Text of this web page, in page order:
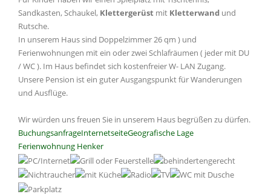
Sandkasten, Schaukel, Klettergerüst mit Kletterwand und
Rutsche.
In unserem Haus sind Doppelzimmer 26 qm ) und
Ferienwohnungen mit ein oder zwei Schlafräumen ( jeder mit DU
/ WC ). Im Haus befindet sich kostenfreier W- LAN Zugang.
Unsere Pension ist ein guter Ausgangspunkt für Wanderungen
und Ausflüge.
Wir würden uns freuen Sie in unserem Haus begrüßen zu dürfen.
BuchungsanfrageInternetseiteGeografische Lage
Ferienwohnung Henker